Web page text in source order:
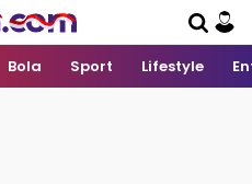
Bola Sport Lifestyle